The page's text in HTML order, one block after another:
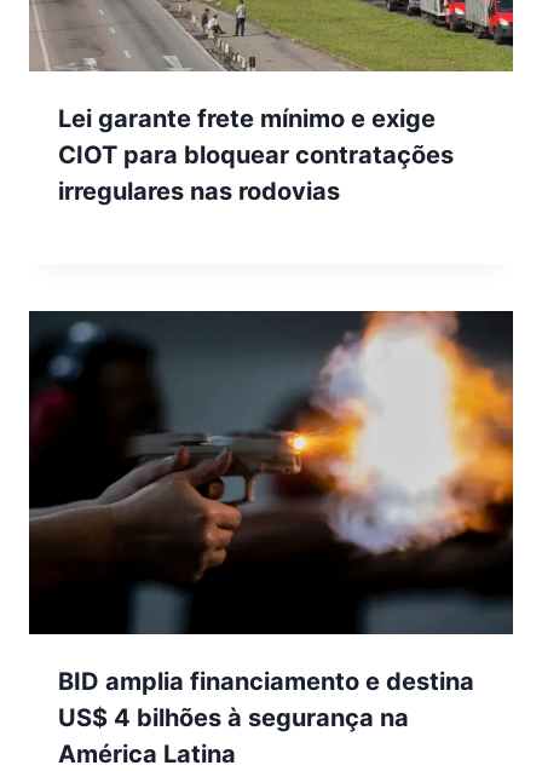
Lei garante frete mínimo e exige
CIOT para bloquear contratações
irregulares nas rodovias
BID amplia financiamento e destina
US$ 4 bilhões à segurança na
América Latina